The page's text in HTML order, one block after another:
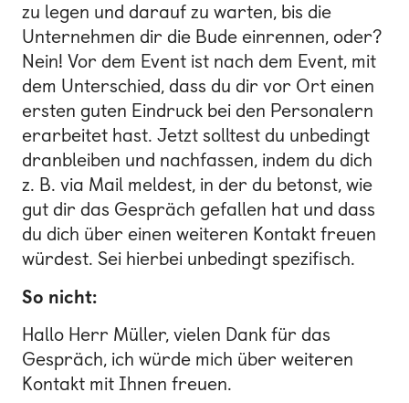
zu legen und darauf zu warten, bis die
Unternehmen dir die Bude einrennen, oder?
Nein! Vor dem Event ist nach dem Event, mit
dem Unterschied, dass du dir vor Ort einen
ersten guten Eindruck bei den Personalern
erarbeitet hast. Jetzt solltest du unbedingt
dranbleiben und nachfassen, indem du dich
z. B. via Mail meldest, in der du betonst, wie
gut dir das Gespräch gefallen hat und dass
du dich über einen weiteren Kontakt freuen
würdest. Sei hierbei unbedingt spezifisch.
So nicht:
Hallo Herr Müller, vielen Dank für das
Gespräch, ich würde mich über weiteren
Kontakt mit Ihnen freuen.